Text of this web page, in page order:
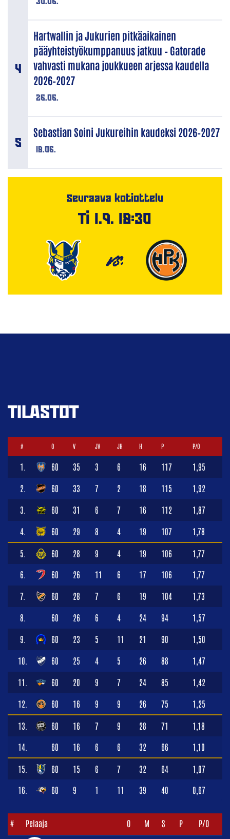
26.06.
Hartwallin ja Jukurien pitkäaikainen
pääyhteistyökumppanuus jatkuu – Gatorade
vahvasti mukana joukkueen arjessa kaudella
2026–2027
18.06.
Sebastian Soini Jukureihin kaudeksi 2026–2027
Seuraava kotiottelu
Ti 1.9. 18:30
VS.
TILASTOT
# O V JV JH H P P/O
1. 60 35 3 6 16 117 1,95
2. 60 33 7 2 18 115 1,92
3. 60 31 6 7 16 112 1,87
4. 60 29 8 4 19 107 1,78
5. 60 28 9 4 19 106 1,77
6. 60 26 11 6 17 106 1,77
7. 60 28 7 6 19 104 1,73
8. 60 26 6 4 24 94 1,57
9. 60 23 5 11 21 90 1,50
10. 60 25 4 5 26 88 1,47
11. 60 20 9 7 24 85 1,42
12. 60 16 9 9 26 75 1,25
13. 60 16 7 9 28 71 1,18
14. 60 16 6 6 32 66 1,10
15. 60 15 6 7 32 64 1,07
16. 60 9 1 11 39 40 0,67
# Pelaaja O M S P P/O